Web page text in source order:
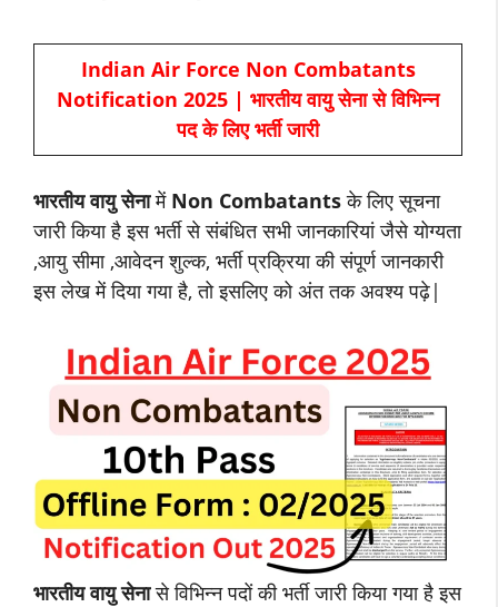
Indian Air Force Non Combatants
Notification 2025 | भारतीय वायु सेना से विभिन्न
पद के लिए भर्ती जारी
भारतीय वायु सेनामें Non Combatantsके लिए सूचना
जारी किया है इस भर्ती से संबंधित सभी जानकारियां जैसे योग्यता
,आयु सीमा ,आवेदन शुल्क, भर्ती प्रक्रिया की संपूर्ण जानकारी
इस लेख में दिया गया है, तो इसलिए को अंत तक अवश्य पढ़े|
भारतीय वायु सेनासे विभिन्न पदों की भर्ती जारी किया गया है इस